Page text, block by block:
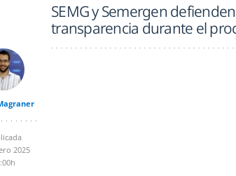
SEMG y Semergen
transparencia durante el
2025